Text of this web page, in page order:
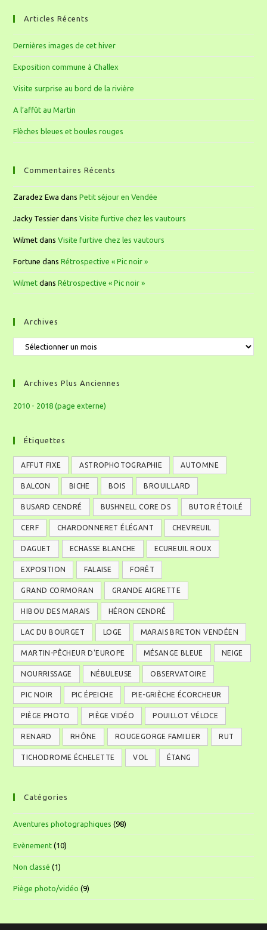
Articles Récents
Dernières images de cet hiver
Exposition commune à Challex
Visite surprise au bord de la rivière
A l’affût au Martin
Flèches bleues et boules rouges
Commentaires Récents
Zaradez Ewa dansPetit séjour en Vendée
Jacky Tessier dansVisite furtive chez les vautours
Wilmet dansVisite furtive chez les vautours
Fortune dansRétrospective « Pic noir »
Wilmet dansRétrospective « Pic noir »
Archives
Archives Plus Anciennes
2010 - 2018 (page externe)
Étiquettes
AFFUT FIXE ASTROPHOTOGRAPHIE AUTOMNE
BALCON BICHE BOIS BROUILLARD
BUSARD CENDRÉ BUSHNELL CORE DS BUTOR ÉTOILÉ
CERF CHARDONNERET ÉLÉGANT CHEVREUIL
DAGUET ECHASSE BLANCHE ECUREUIL ROUX
EXPOSITION FALAISE FORÊT
GRAND CORMORAN GRANDE AIGRETTE
HIBOU DES MARAIS HÉRON CENDRÉ
LAC DU BOURGET LOGE MARAIS BRETON VENDÉEN
MARTIN-PÊCHEUR D'EUROPE MÉSANGE BLEUE NEIGE
NOURRISSAGE NÉBULEUSE OBSERVATOIRE
PIC NOIR PIC ÉPEICHE PIE-GRIÈCHE ÉCORCHEUR
PIÈGE PHOTO PIÈGE VIDÉO POUILLOT VÉLOCE
RENARD RHÔNE ROUGEGORGE FAMILIER RUT
TICHODROME ÉCHELETTE VOL ÉTANG
Catégories
Aventures photographiques (98)
Evènement (10)
Non classé (1)
Piège photo/vidéo (9)